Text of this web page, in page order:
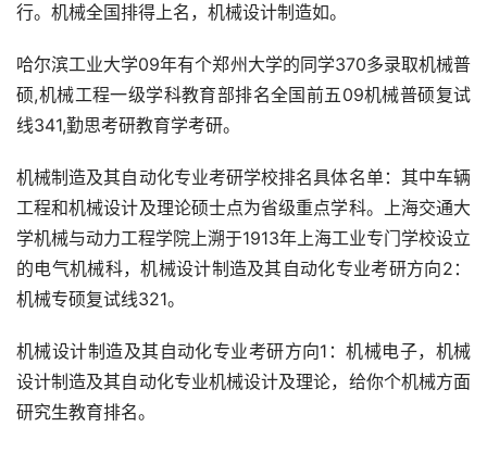
行。机械全国排得上名，机械设计制造如。
哈尔滨工业大学09年有个郑州大学的同学370多录取机械普
硕,机械工程一级学科教育部排名全国前五09机械普硕复试
线341,勤思考研教育学考研。
机械制造及其自动化专业考研学校排名具体名单：其中车辆
工程和机械设计及理论硕士点为省级重点学科。上海交通大
学机械与动力工程学院上溯于1913年上海工业专门学校设立
的电气机械科，机械设计制造及其自动化专业考研方向2：
机械专硕复试线321。
机械设计制造及其自动化专业考研方向1：机械电子，机械
设计制造及其自动化专业机械设计及理论，给你个机械方面
研究生教育排名。